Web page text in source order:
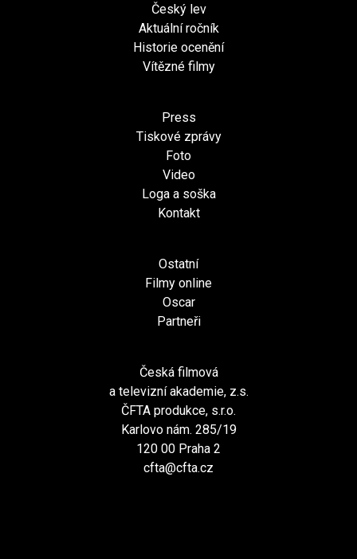
Český lev
Aktuální ročník
Historie ocenění
Vítězné filmy
Press
Tiskové zprávy
Foto
Video
Loga a soška
Kontakt
Ostatní
Filmy online
Oscar
Partneři
Česká filmová
a televizní akademie, z.s.
ČFTA produkce, s.r.o.
Karlovo nám. 285/19
120 00 Praha 2
cfta@cfta.cz